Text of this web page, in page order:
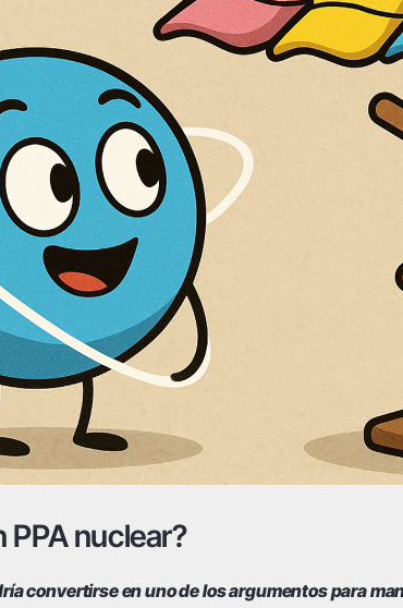
PPA nuclear?
convertirse en uno de los argumentos para